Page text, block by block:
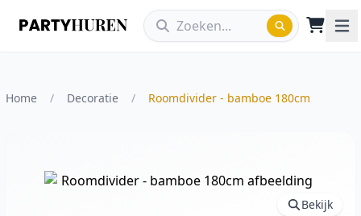
Home / Decoratie / Roomdivider - bamboe 180cm
Vergroot afbeelding
Bekijk